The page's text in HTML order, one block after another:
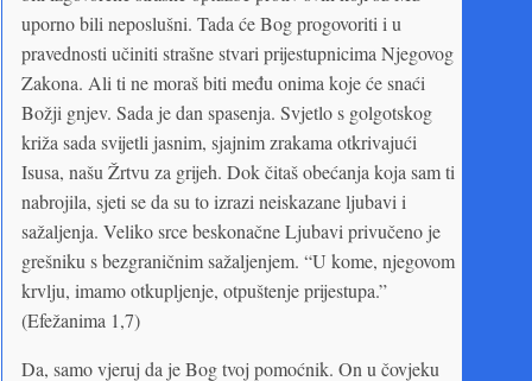
uporno bili neposlušni. Tada će Bog progovoriti i u
pravednosti učiniti strašne stvari prijestupnicima Njegovog
Zakona. Ali ti ne moraš biti među onima koje će snaći
Božji gnjev. Sada je dan spasenja. Svjetlo s golgotskog
križa sada svijetli jasnim, sjajnim zrakama otkrivajući
Isusa, našu Žrtvu za grijeh. Dok čitaš obećanja koja sam ti
nabrojila, sjeti se da su to izrazi neiskazane ljubavi i
sažaljenja. Veliko srce beskonačne Ljubavi privučeno je
grešniku s bezgraničnim sažaljenjem. “U kome, njegovom
krvlju, imamo otkupljenje, otpuštenje prijestupa.”
(Efežanima 1,7)
Da, samo vjeruj da je Bog tvoj pomoćnik. On u čovjeku